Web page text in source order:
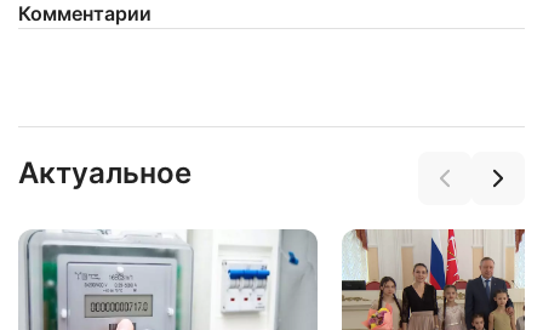
Комментарии
Актуальное
Нажимая на кнопку "Отправить" вы
соглашаетесь сполитикой конфиденциальности